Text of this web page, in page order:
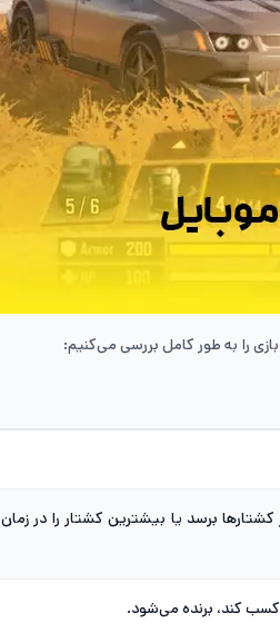
را به طور کامل بررسی می‌کنیم:
برسد یا بیشترین کشتار را در زمان
کسب کند، برنده می‌شود.